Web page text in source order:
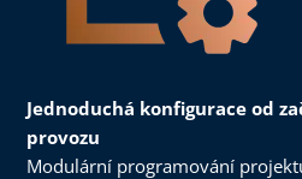
Jednoduchá konfigurace od
provozu
Modulární programování